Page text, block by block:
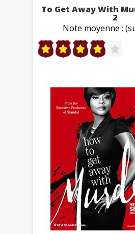
To Get Away With
2
Note moyenne :